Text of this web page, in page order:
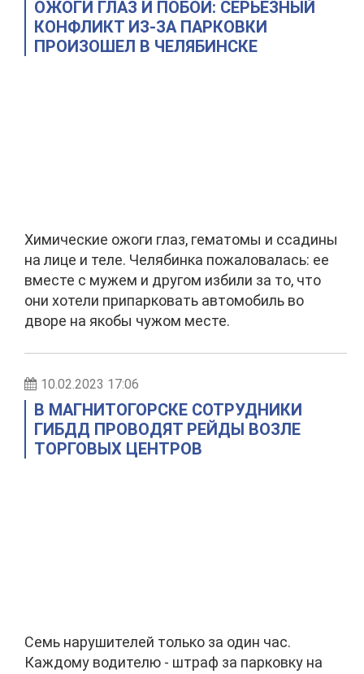
ОЖОГИ ГЛАЗ И ПОБОИ: СЕРЬЕЗНЫЙ
КОНФЛИКТ ИЗ-ЗА ПАРКОВКИ
ПРОИЗОШЕЛ В ЧЕЛЯБИНСКЕ
Химические ожоги глаз, гематомы и ссадины
на лице и теле. Челябинка пожаловалась: ее
вместе с мужем и другом избили за то, что
они хотели припарковать автомобиль во
дворе на якобы чужом месте.
10.02.2023 17:06
В МАГНИТОГОРСКЕ СОТРУДНИКИ
ГИБДД ПРОВОДЯТ РЕЙДЫ ВОЗЛЕ
ТОРГОВЫХ ЦЕНТРОВ
Семь нарушителей только за один час.
Каждому водителю - штраф за парковку на